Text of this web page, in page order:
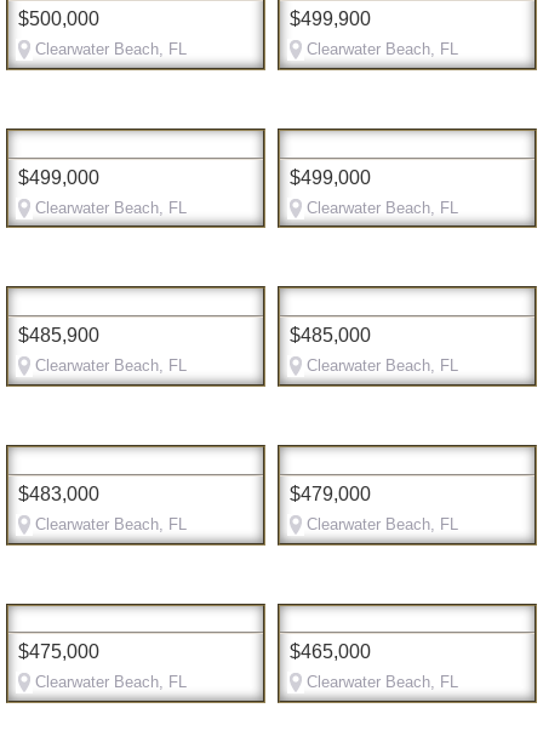
$500,000
Clearwater Beach, FL
$499,900
Clearwater Beach, FL
$499,000
Clearwater Beach, FL
$499,000
Clearwater Beach, FL
$485,900
Clearwater Beach, FL
$485,000
Clearwater Beach, FL
$483,000
Clearwater Beach, FL
$479,000
Clearwater Beach, FL
$475,000
Clearwater Beach, FL
$465,000
Clearwater Beach, FL